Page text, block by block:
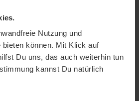
Nutzung und
können. Mit Klick auf
Du uns, das auch weiterhin tun
kannst Du natürlich
zur Entspannung
Dir heute weitere Werkzeuge aus
mit denen Du Deinem Körper